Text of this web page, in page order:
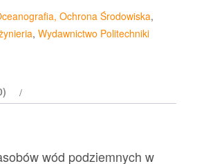
Ochrona Środowiska,
, Wydawnictwo Politechniki
wód podziemnych w